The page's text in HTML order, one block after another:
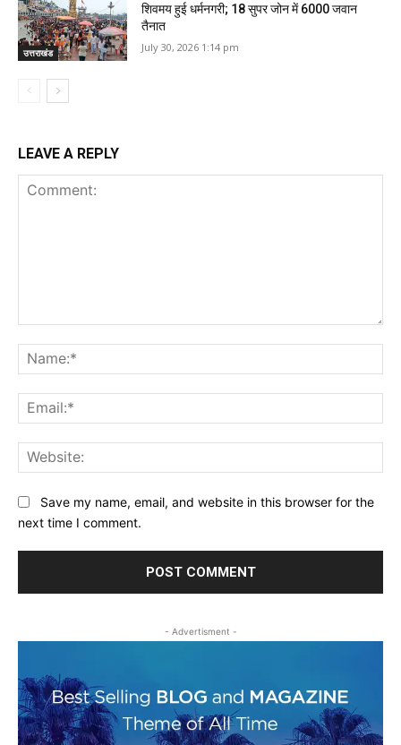
उत्तराखंड
शिवमय हुई धर्मनगरी; 18 सुपर जोन में 6000 जवान
तैनात
July 30, 2026 1:14 pm
LEAVE A REPLY
Save my name, email, and website in this browser for the
next time I comment.
- Advertisment -